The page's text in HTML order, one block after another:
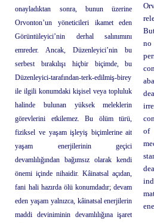
onayladıktan sonra, bunun üzerine
Orvonton’un yöneticileri ikamet eden
Görüntüleyici’nin derhal salınımını
emreder. Ancak, Düzenleyici’nin bu
serbest bırakılışı hiçbir biçimde, bu
Düzenleyici-tarafından-terk-edilmiş-birey
ile ilgili konumdaki kişisel veya topluluk
halinde bulunan yüksek meleklerin
görevlerini etkilemez. Bu ölüm türü,
fiziksel ve yaşam işleyiş biçimlerine ait
yaşam enerjilerinin geçici
devamlılığından bağımsız olarak kendi
önemi içinde nihaidir. Kâinatsal açıdan,
fani hali hazırda ölü konumdadır; devam
eden yaşam yalnızca, kâinatsal enerjilerin
maddi deviniminin devamlılığına işaret
no
of